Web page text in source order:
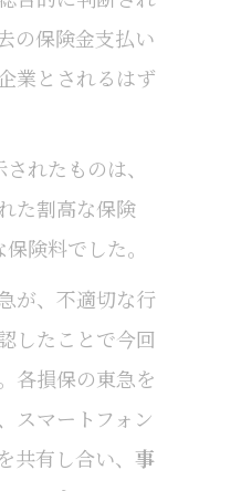
の保険金支払い
業とされるはず
れたものは、
た割高な保険
険料でした。
が、不適切な行
したことで今回
各損保の東急を
スマートフォン
有し合い、 事